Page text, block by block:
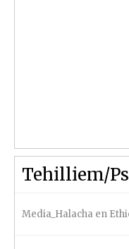
Tehilliem/
Media_Halacha en